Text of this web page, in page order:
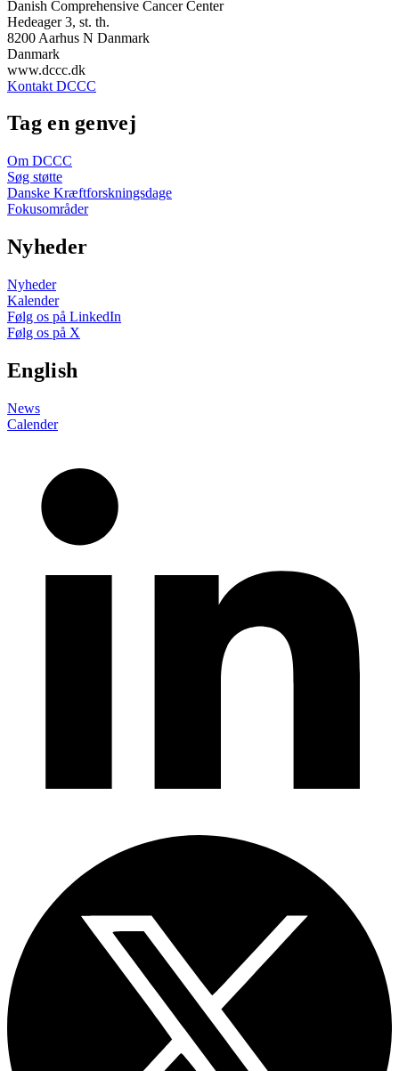
Danish Comprehensive Cancer Center
Hedeager 3, st. th.
8200 Aarhus N Danmark
Danmark
www.dccc.dk
Kontakt DCCC
Tag en genvej
Om DCCC
Søg støtte
Danske Kræftforskningsdage
Fokusområder
Nyheder
Nyheder
Kalender
Følg os på LinkedIn
Følg os på X
English
News
Calender